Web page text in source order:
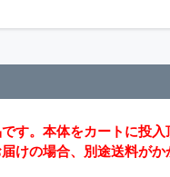
す。本体をカートに投入
けの場合、別途送料がか